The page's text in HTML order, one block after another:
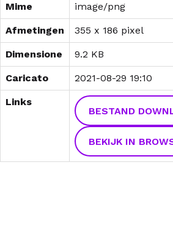
Mime image/png
Afmetingen 355 x 186 pixel
Dimensione 9.2 KB
Caricato 2021-08-29 19:10
Links
BESTAND
BEKIJK IN